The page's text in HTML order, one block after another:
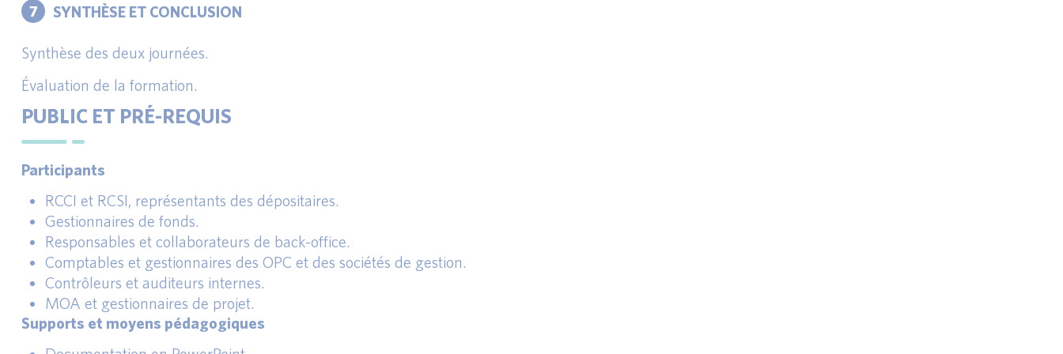
7 SYNTHÈSE ET CONCLUSION
Synthèse des deux journées.
Évaluation de la formation.
PUBLIC ET PRÉ-REQUIS
Participants
RCCI et RCSI, représentants des dépositaires.
Gestionnaires de fonds.
Responsables et collaborateurs de back-office.
Comptables et gestionnaires des OPC et des sociétés de gestion.
Contrôleurs et auditeurs internes.
MOA et gestionnaires de projet.
Supports et moyens pédagogiques